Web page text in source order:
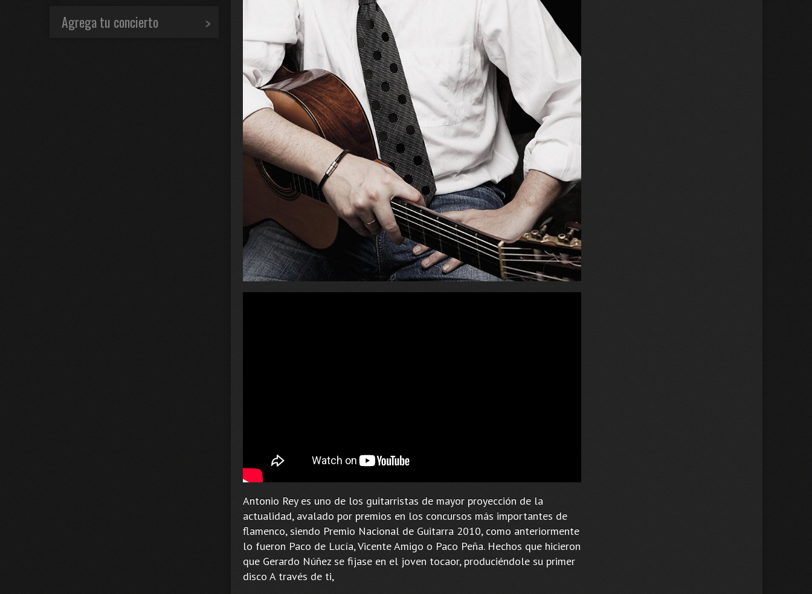
Antonio Rey es uno de los guitarristas de mayor proyección de la
actualidad, avalado por premios en los concursos más importantes de
flamenco, siendo Premio Nacional de Guitarra 2010, como anteriormente
lo fueron Paco de Lucía, Vicente Amigo o Paco Peña. Hechos que hicieron
que Gerardo Núñez se fijase en el joven tocaor, produciéndole su primer
disco A través de ti,
Agrega tu concierto